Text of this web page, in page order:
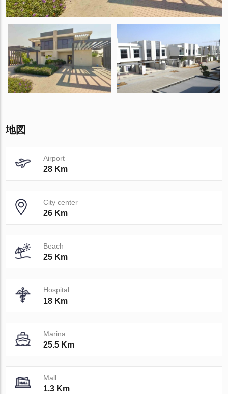
地図
Airport
28 Km
City center
26 Km
Beach
25 Km
Hospital
18 Km
Marina
25.5 Km
Mall
1.3 Km